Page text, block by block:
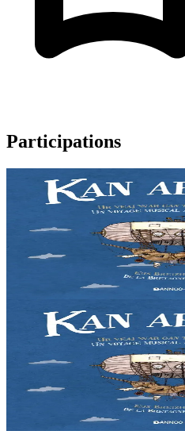
Participations
Kan ar Bed - CD
Liza vit dans les Monts d'Arrée,
la jeune fille décide de partir à la
invitation au voyage à travers...
12,90 €
Kan ar Bed - Livre-CD
Liza vit dans les Monts d'Arrée,
la jeune fille décide de partir à la
invitation au voyage à travers...
21,90 €